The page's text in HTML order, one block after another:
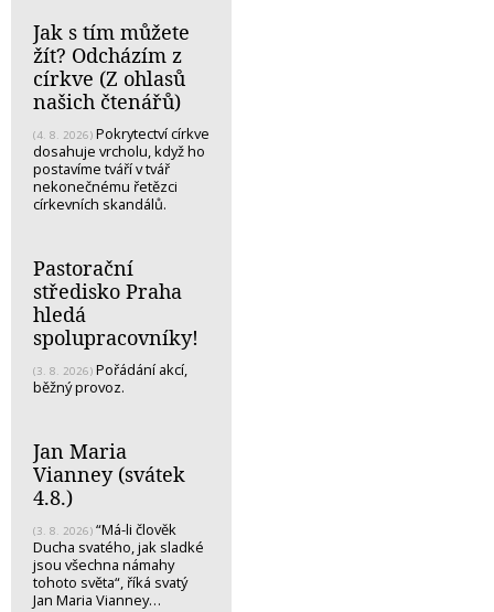
Jak s tím můžete
žít? Odcházím z
církve (Z ohlasů
našich čtenářů)
(4. 8. 2026) Pokrytectví církve
dosahuje vrcholu, když ho
postavíme tváří v tvář
nekonečnému řetězci
církevních skandálů.
Pastorační
středisko Praha
hledá
spolupracovníky!
(3. 8. 2026) Pořádání akcí,
běžný provoz.
Jan Maria
Vianney (svátek
4.8.)
(3. 8. 2026) “Má-li člověk
Ducha svatého, jak sladké
jsou všechna námahy
tohoto světa“, říká svatý
Jan Maria Vianney…